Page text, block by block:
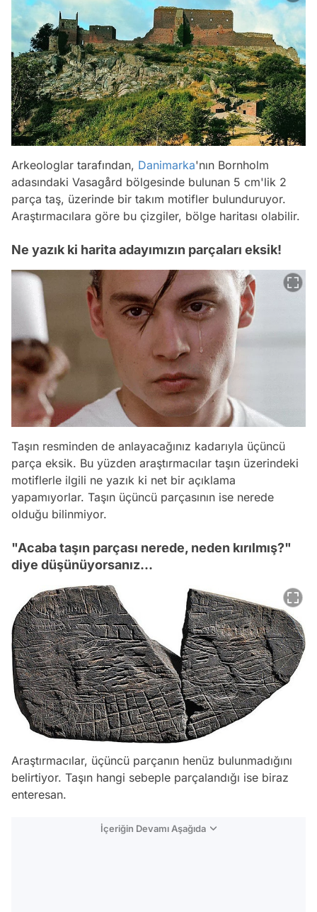
Arkeologlar tarafından, Danimarka'nın Bornholm
adasındaki Vasagård bölgesinde bulunan 5 cm'lik 2
parça taş, üzerinde bir takım motifler bulunduruyor.
Araştırmacılara göre bu çizgiler, bölge haritası olabilir.
Ne yazık ki harita adayımızın parçaları eksik!
Taşın resminden de anlayacağınız kadarıyla üçüncü
parça eksik. Bu yüzden araştırmacılar taşın üzerindeki
motiflerle ilgili ne yazık ki net bir açıklama
yapamıyorlar. Taşın üçüncü parçasının ise nerede
olduğu bilinmiyor.
"Acaba taşın parçası nerede, neden kırılmış?"
diye düşünüyorsanız...
Araştırmacılar, üçüncü parçanın henüz bulunmadığını
belirtiyor. Taşın hangi sebeple parçalandığı ise biraz
enteresan.
İçeriğin Devamı Aşağıda